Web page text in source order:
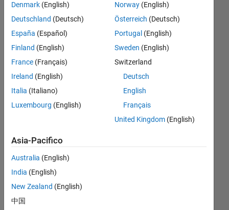
Feeds
Nessuna
attività
Denmark (English)
Deutschland (Deutsch)
España (Español)
Finland (English)
France (Français)
Ireland (English)
Italia (Italiano)
Luxembourg (English)
Norway(English)
Österreich (Deutsch)
Portugal (English)
Sweden (English)
Switzerland
Deutsch
English
Français
United Kingdom(English)
Asia-Pacifico
Australia (English)
India (English)
New Zealand (English)
中国